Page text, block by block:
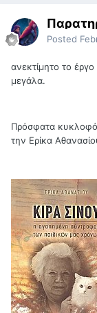
Posted
ανεκτίμητο το
μεγάλα.
Πρόσφατα
την Ερίκα